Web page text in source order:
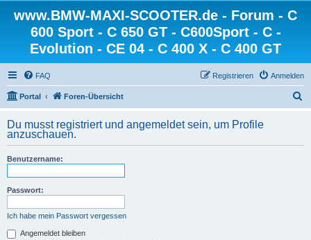
www.BMW-MAXI-SCOOTER.de - Forum - C
600 Sport - C 650 GT - C600Sport - C -
Evolution - CE 04 - C 400 X - C 400 GT
FAQ Anmelden
Registrieren
Portal Foren-Übersicht
h
Du musst registriert und angemeldet sein, um Profile
anzuschauen.
Benutzername:
Passwort:
Ich habe mein Passwort vergessen
Angemeldet bleiben